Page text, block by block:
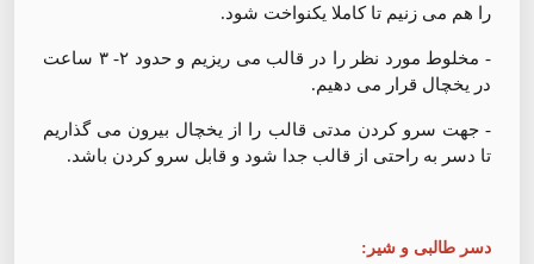
را هم می زنیم تا کاملا یکنواخت شود.
- مخلوط مورد نظر را در قالب می ریزیم و حدود ۲- ۳ ساعت
در یخچال قرار می دهیم.
- جهت سرو کردن مدتی قالب را از یخچال بیرون می گذاریم
تا دسر به راحتی از قالب جدا شود و قابل سرو کردن باشد.
دسر طالبی و شیر: